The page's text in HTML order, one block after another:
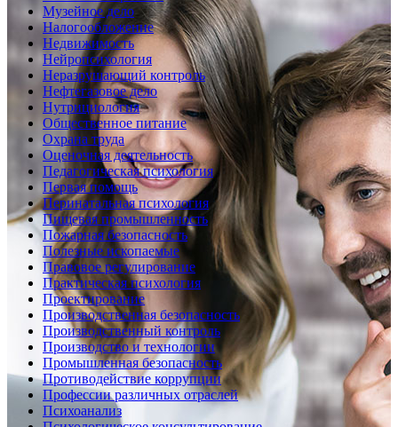
Музейное дело
Налогообложение
Недвижимость
Нейропсихология
Неразрушающий контроль
Нефтегазовое дело
Нутрициология
Общественное питание
Охрана труда
Оценочная деятельность
Педагогическая психология
Первая помощь
Перинатальная психология
Пищевая промышленность
Пожарная безопасность
Полезные ископаемые
Правовое регулирование
Практическая психология
Проектирование
Производственная безопасность
Производственный контроль
Производство и технологии
Промышленная безопасность
Противодействие коррупции
Профессии различных отраслей
Психоанализ